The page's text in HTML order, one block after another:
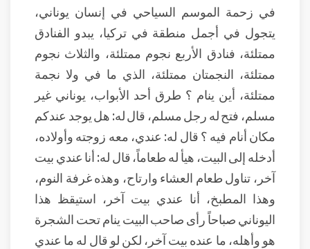
في زحمة الموسم السياحي في إنسان يوناني،
يتجول في أجمل منطقة في تركيا، يبدو الفنادق
ممتلئة، فنادق الأربع نجوم ممتلئة، والثلاث نجوم
ممتلئة، النجمتان ممتلئة، الذي ما في ولا نجمة
ممتلئة، أين ينام ؟ طرق أحد الأبواب، يوناني غير
مسلم، فتح له رجل مسلم، قال له: هل يوجد عندكم
مكان أنام فيه ؟ قال له: عندي، معه زوجته وأولاده،
أدخله إلى البيت، هيأ له طعاماً، قال له: أنا عندي بيت
آخر، تناول طعام العشاء وارتاح، وهذه غرفة النوم،
وهذا المطبخ، أنا عندي بيت آخر، استيقظ هذا
اليوناني صباحاً رأى صاحب البيت ينام تحت الشجرة
هو وأهله، ما عنده بيت آخر، لكن لو قال له ما عندي